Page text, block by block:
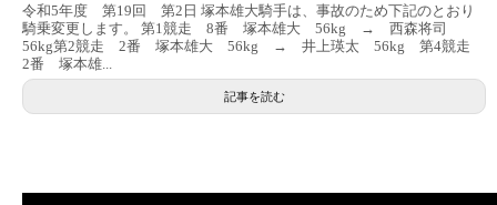
令和5年度 第19回 第2日 塚本雄大騎手は、事故のため下記のとおり
騎乗変更します。 第1競走 8番 塚本雄大 56kg → 西森将司
56kg第2競走 2番 塚本雄大 56kg → 井上瑛太 56kg 第4競走
2番 塚本雄...
記事を読む